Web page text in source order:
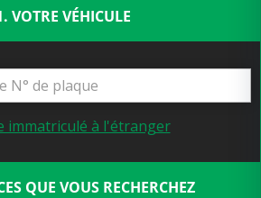
VOTRE VÉHICULE
immatriculé à l'étranger
QUE VOUS RECHERCHEZ